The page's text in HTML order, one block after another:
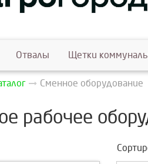
Отвалы Щетки
Сменное оборудование
рабочее